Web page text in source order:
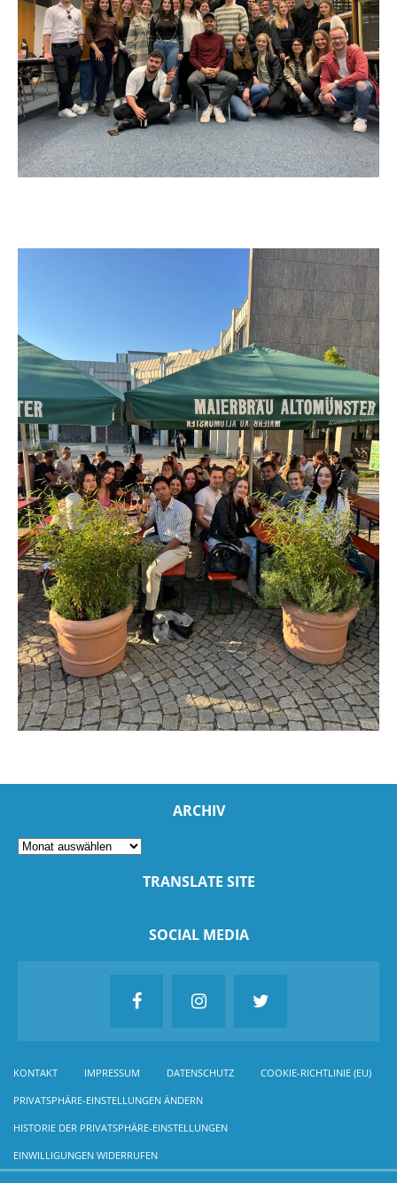
ARCHIV
TRANSLATE SITE
SOCIAL MEDIA
KONTAKT IMPRESSUM DATENSCHUTZ COOKIE-RICHTLINIE (EU)
PRIVATSPHÄRE-EINSTELLUNGEN ÄNDERN
HISTORIE DER PRIVATSPHÄRE-EINSTELLUNGEN
EINWILLIGUNGEN WIDERRUFEN